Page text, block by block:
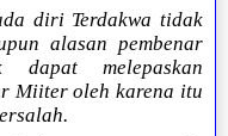
diri Terdakwa tidak
alasan pembenar
dapat melepaskan
Miiter oleh karena itu